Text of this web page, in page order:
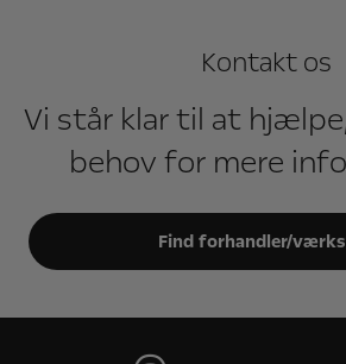
Kontakt os
Vi står klar til at
behov for mere
Find forhandler/